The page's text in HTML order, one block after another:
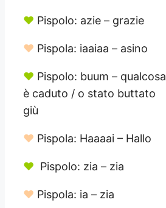
♥ Pispolo: azie – grazie
♥ Pispola: iaaiaa – asino
♥ Pispolo: buum – qualcosa
è caduto / o stato buttato
giù
♥ Pispola: Haaaai – Hallo
♥ Pispolo: zia – zia
♥ Pispola: ia – zia